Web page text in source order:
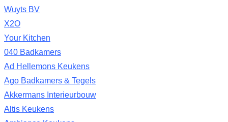
Wuyts BV
X2O
Your Kitchen
040 Badkamers
Ad Hellemons Keukens
Ago Badkamers & Tegels
Akkermans Interieurbouw
Altis Keukens